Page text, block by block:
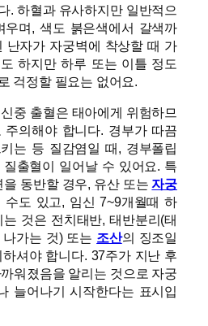
. 하혈과 유사하지만 일반적으
우며, 색도 붉은색에서 갈색까
난자가 자궁벽에 착상할 때 가
하지만 하루 또는 이틀 정도
걱정할 필요는 없어요.
중 출혈은 태아에게 위험하므
주의해야 합니다. 경부가 따끔
는 등 질감염일 때, 경부폴립
출혈이 일어날 수 있어요. 특
을 동반할 경우, 유산 또는자궁
수도 있고, 임신 7~9개월때 하
것은 전치태반, 태반분리(태
가는 것) 또는 조산의 징조일
셔야 합니다. 37주가 지난 후
워졌음을 알리는 것으로 자궁
늘어나기 시작한다는 표시입